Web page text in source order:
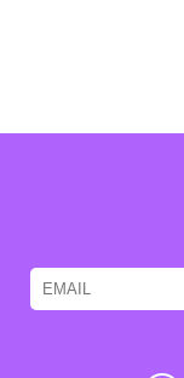
Email